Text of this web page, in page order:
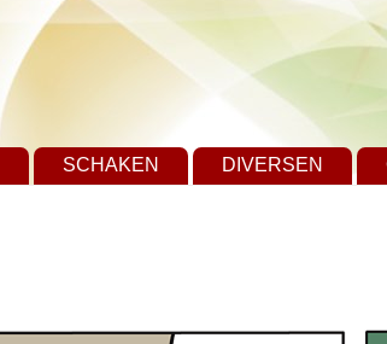
SCHAKEN DIVERSEN